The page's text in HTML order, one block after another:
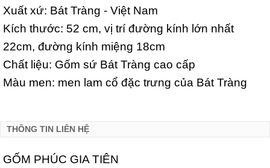
Xuất xứ: Bát Tràng - Việt Nam
Kích thước: 52 cm, vị trí đường kính lớn nhất
22cm, đường kính miệng 18cm
Chất liệu: Gốm sứ Bát Tràng cao cấp
Màu men: men lam cổ đặc trưng của Bát Tràng
THÔNG TIN LIÊN HỆ
GỐM PHÚC GIA TIÊN